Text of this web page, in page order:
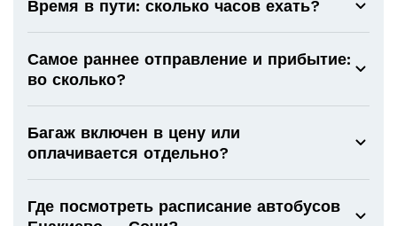
Время в пути: сколько часов ехать?
Самое раннее отправление и прибытие:
во сколько?
Багаж включен в цену или
оплачивается отдельно?
Где посмотреть расписание автобусов